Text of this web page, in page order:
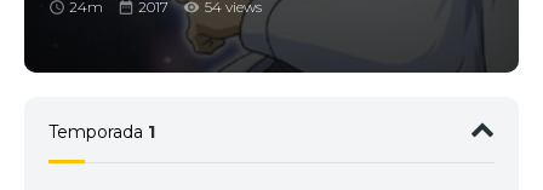
24m 2017 54 views
Temporada 1